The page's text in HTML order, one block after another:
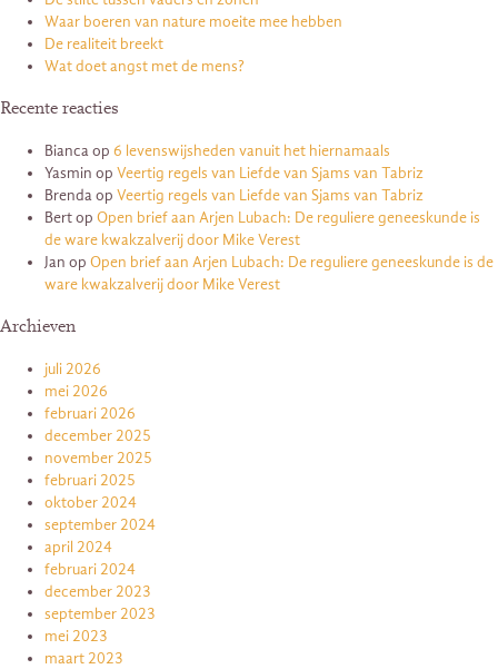
Waar boeren van nature moeite mee hebben
De realiteit breekt
Wat doet angst met de mens?
Recente reacties
Biancaop 6 levenswijsheden vanuit het hiernamaals
Yasmin op Veertig regels van Liefde van Sjams van Tabriz
Brendaop Veertig regels van Liefde van Sjams van Tabriz
Bertop Open brief aan Arjen Lubach: De reguliere geneeskunde is
de ware kwakzalverij door Mike Verest
Jan op Open brief aan Arjen Lubach: De reguliere geneeskunde is de
ware kwakzalverij door Mike Verest
Archieven
juli 2026
mei 2026
februari 2026
december 2025
november 2025
februari 2025
oktober 2024
september 2024
april 2024
februari 2024
december 2023
september 2023
mei 2023
maart 2023